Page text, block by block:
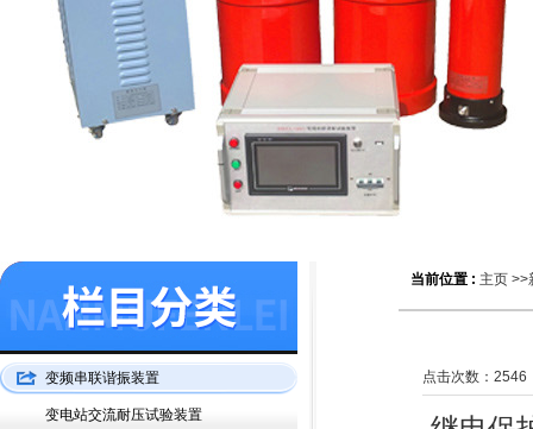
当前位置 : 主页 >>
点击次数： 2546
变频串联谐振装置
变电站交流耐压试验装置